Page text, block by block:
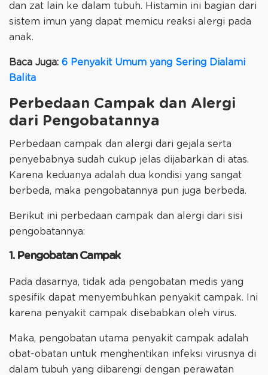
dan zat lain ke dalam tubuh. Histamin ini bagian dari
sistem imun yang dapat memicu reaksi alergi pada
anak.
Baca Juga: 6 Penyakit Umum yang Sering Dialami
Balita
Perbedaan Campak dan Alergi
dari Pengobatannya
Perbedaan campak dan alergi dari gejala serta
penyebabnya sudah cukup jelas dijabarkan di atas.
Karena keduanya adalah dua kondisi yang sangat
berbeda, maka pengobatannya pun juga berbeda.
Berikut ini perbedaan campak dan alergi dari sisi
pengobatannya:
1. Pengobatan Campak
Pada dasarnya, tidak ada pengobatan medis yang
spesifik dapat menyembuhkan penyakit campak. Ini
karena penyakit campak disebabkan oleh virus.
Maka, pengobatan utama penyakit campak adalah
obat-obatan untuk menghentikan infeksi virusnya di
dalam tubuh yang dibarengi dengan perawatan